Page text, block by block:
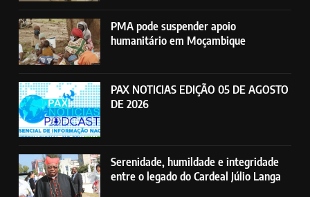
PMA pode suspender apoio
humanitário em Moçambique
PAX NOTICIAS EDIÇÃO 05 DE AGOSTO
DE 2026
Serenidade, humildade e integridade
entre o legado do Cardeal Júlio Langa